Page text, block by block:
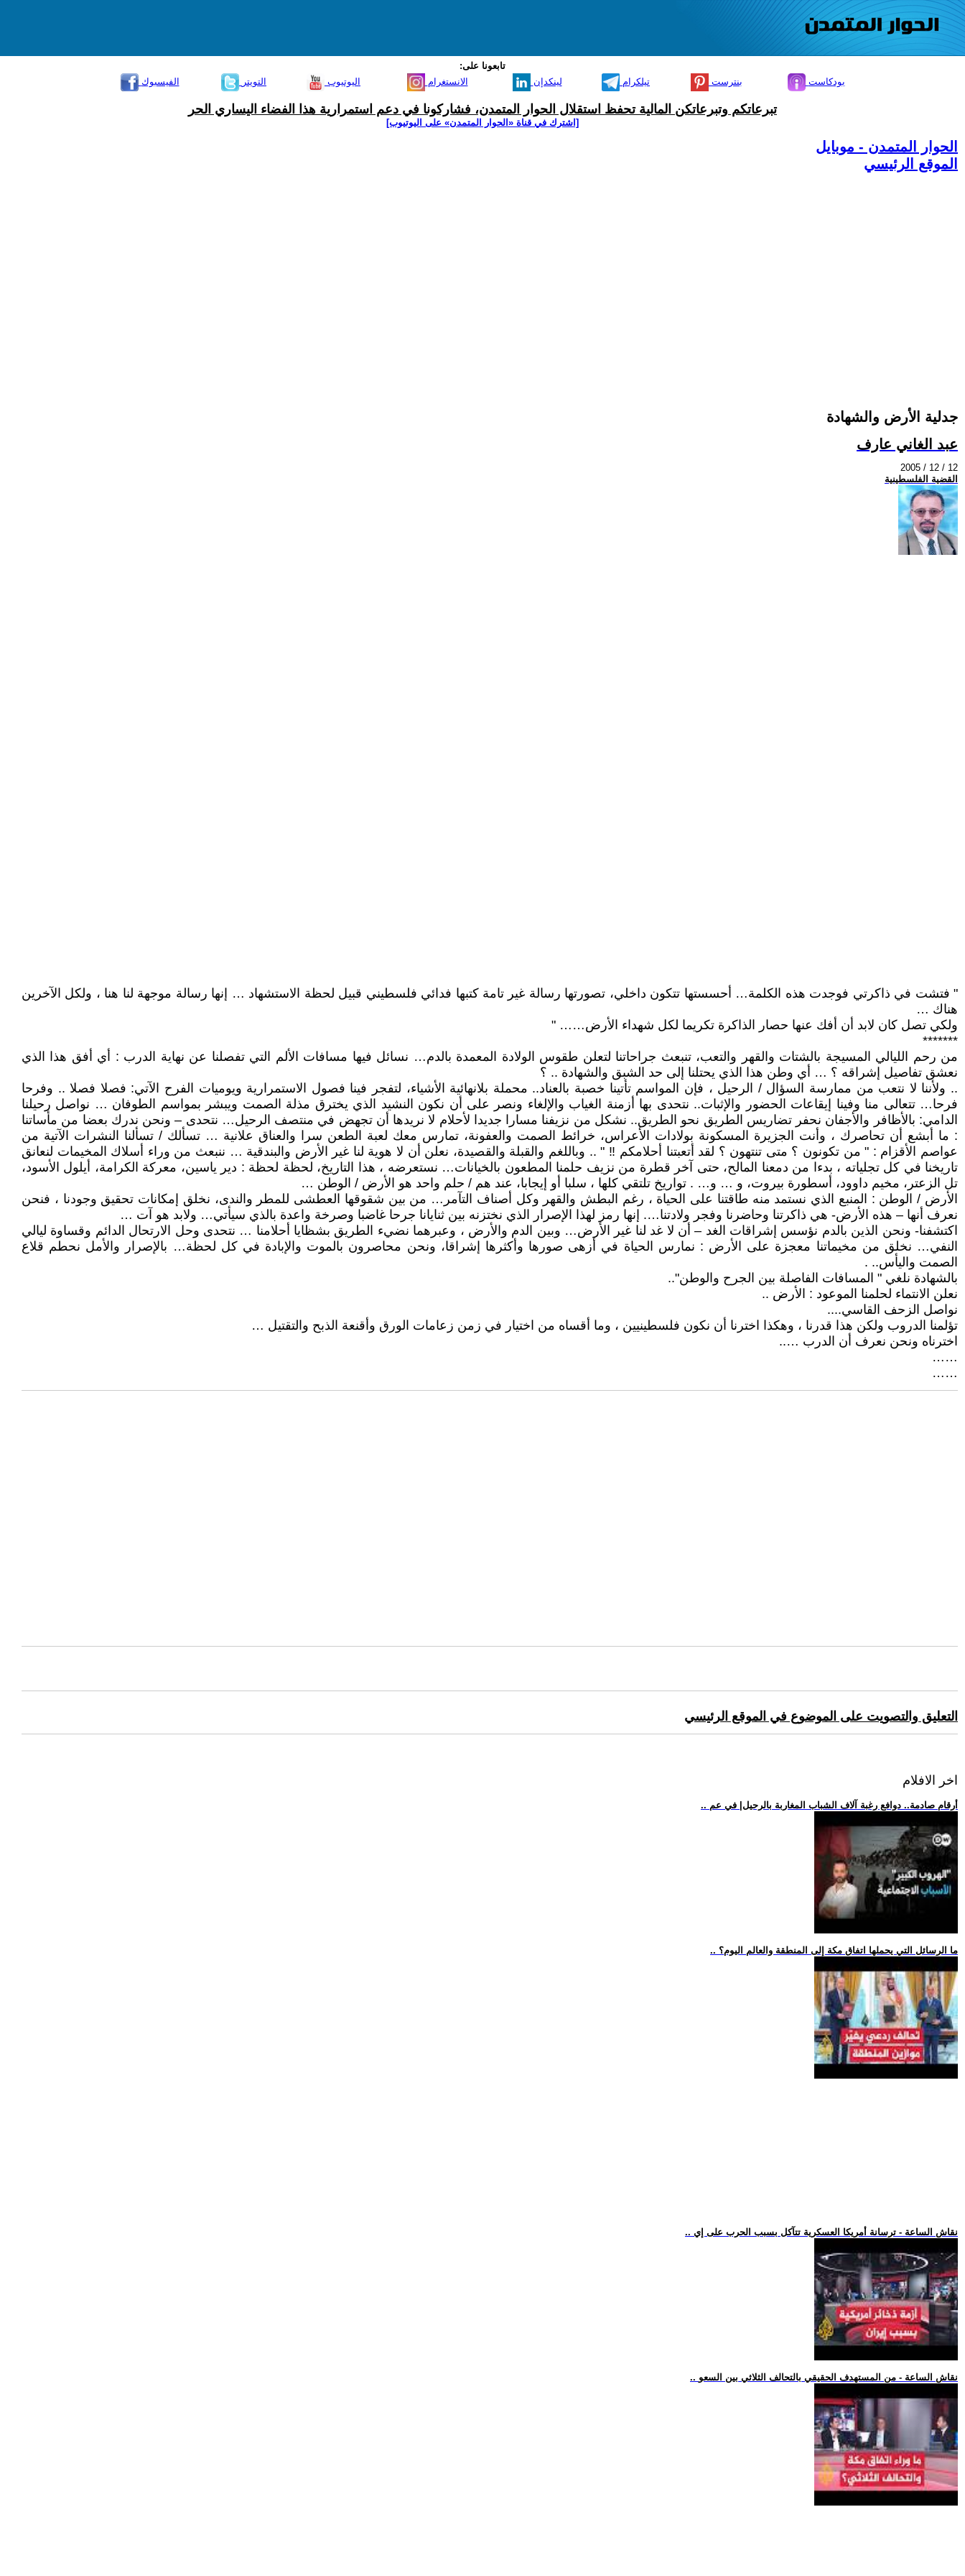
تابعونا على:
الفيسبوك
التويتر اليوتيوب الانستغرام لينكدإن تيلكرام بنترست بودكاست
تبرعاتكم وتبرعاتكن المالية تحفظ استقلال الحوار المتمدن، فشاركونا في دعم استمرارية هذا الفضاء اليساري الحر
[اشترك في قناة ‫«الحوار المتمدن» على اليوتيوب]
الحوار المتمدن - موبايل
الموقع الرئيسي
جدلية الأرض والشهادة
عبد الغاني عارف
2005 / 12 / 12
القضية الفلسطينية
" فتشت في ذاكرتي فوجدت هذه الكلمة… أحسستها تتكون داخلي، تصورتها رسالة غير تامة كتبها فدائي فلسطيني قبيل لحظة الاستشهاد … إنها رسالة موجهة لنا هنا ، ولكل الآخرين
هناك …
ولكي تصل كان لابد أن أفك عنها حصار الذاكرة تكريما لكل شهداء الأرض…… "
*******
من رحم الليالي المسيجة بالشتات والقهر والتعب، تنبعث جراحاتنا لتعلن طقوس الولادة المعمدة بالدم… نسائل فيها مسافات الألم التي تفصلنا عن نهاية الدرب : أي أفق هذا الذي
نعشق تفاصيل إشراقه ؟ … أي وطن هذا الذي يحتلنا إلى حد الشبق والشهادة .. ؟
.. ولأننا لا نتعب من ممارسة السؤال / الرحيل ، فإن المواسم تأتينا خصبة بالعناد.. محملة بلانهائية الأشياء، لتفجر فينا فصول الاستمرارية ويوميات الفرح الآتي: فصلا فصلا .. وفرحا
فرحا… تتعالى منا وفينا إيقاعات الحضور والإثبات.. نتحدى بها أزمنة الغياب والإلغاء ونصر على أن نكون النشيد الذي يخترق مذلة الصمت ويبشر بمواسم الطوفان … نواصل رحيلنا
الدامي: بالأظافر والأجفان نحفر تضاريس الطريق نحو الطريق.. نشكل من نزيفنا مسارا جديدا لأحلام لا نريدها أن تجهض في منتصف الرحيل… نتحدى – ونحن ندرك بعضا من مأساتنا
: ما أبشع أن تحاصرك ، وأنت الجزيرة المسكونة بولادات الأعراس، خرائط الصمت والعفونة، تمارس معك لعبة الطعن سرا والعناق علانية … تسألك / تسألنا النشرات الآتية من
عواصم الأقزام : " من تكونون ؟ متى تنتهون ؟ لقد أتعبتنا أحلامكم ‼ " .. وباللغم والقبلة والقصيدة، نعلن أن لا هوية لنا غير الأرض والبندقية … ننبعث من وراء أسلاك المخيمات لنعانق
تاريخنا في كل تجلياته ، بدءا من دمعنا المالح، حتى آخر قطرة من نزيف حلمنا المطعون بالخيانات… نستعرضه ، هذا التاريخ، لحظة لحظة : دير ياسين، معركة الكرامة، أيلول الأسود،
تل الزعتر، مخيم داوود، أسطورة بيروت، و … و… . تواريخ تلتقي كلها ، سلبا أو إيجابا، عند هم / حلم واحد هو الأرض / الوطن …
الأرض / الوطن : المنبع الذي نستمد منه طاقتنا على الحياة ، رغم البطش والقهر وكل أصناف التآمر… من بين شقوقها العطشى للمطر والندى، نخلق إمكانات تحقيق وجودنا ، فنحن
نعرف أنها – هذه الأرض- هي ذاكرتنا وحاضرنا وفجر ولادتنا…. إنها رمز لهذا الإصرار الذي نختزنه بين ثنايانا جرحا غاضبا وصرخة واعدة بالذي سيأتي… ولابد هو آت …
اكتشفنا- ونحن الذين بالدم نؤسس إشراقات الغد – أن لا غد لنا غير الأرض… وبين الدم والأرض ، وعبرهما نضيء الطريق بشظايا أحلامنا … نتحدى وحل الارتحال الدائم وقساوة ليالي
النفي… نخلق من مخيماتنا معجزة على الأرض : نمارس الحياة في أزهى صورها وأكثرها إشراقا، ونحن محاصرون بالموت والإبادة في كل لحظة… بالإصرار والأمل نحطم قلاع
الصمت واليأس.. .
بالشهادة نلغي " المسافات الفاصلة بين الجرح والوطن"..
نعلن الانتماء لحلمنا الموعود : الأرض ..
نواصل الزحف القاسي....
تؤلمنا الدروب ولكن هذا قدرنا ، وهكذا اخترنا أن نكون فلسطينيين ، وما أقساه من اختيار في زمن زعامات الورق وأقنعة الذبح والتقتيل …
اخترناه ونحن نعرف أن الدرب …..
……
……
التعليق والتصويت على الموضوع في الموقع الرئيسي
اخر الافلام
.. أرقام صادمة.. دوافع رغبة آلاف الشباب المغاربة بالرحيل| في عم
.. ما الرسائل التي يحملها اتفاق مكة إلى المنطقة والعالم اليوم؟
.. نقاش الساعة - ترسانة أمريكا العسكرية تتآكل بسبب الحرب على إي
.. نقاش الساعة - من المستهدف الحقيقي بالتحالف الثلاثي بين السعو